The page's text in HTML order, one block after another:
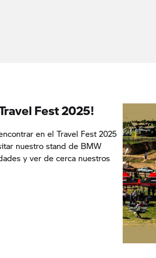
Fest 2025!
en el Travel Fest 2025
nuestro stand de BMW
y ver de cerca nuestros